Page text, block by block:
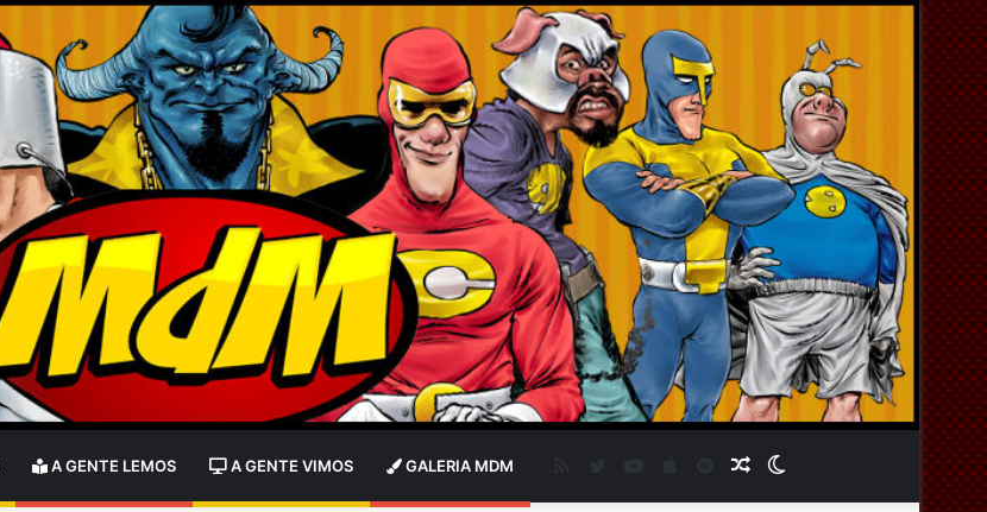
A GENTE LEMOS A GENTE VIMOS GALERIA MDM Artigo
Spotify